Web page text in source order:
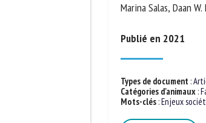
Marina Salas, Daan
Publié en 2021
Types de document :
Catégories d'animaux :
Mots-clés :Enjeux